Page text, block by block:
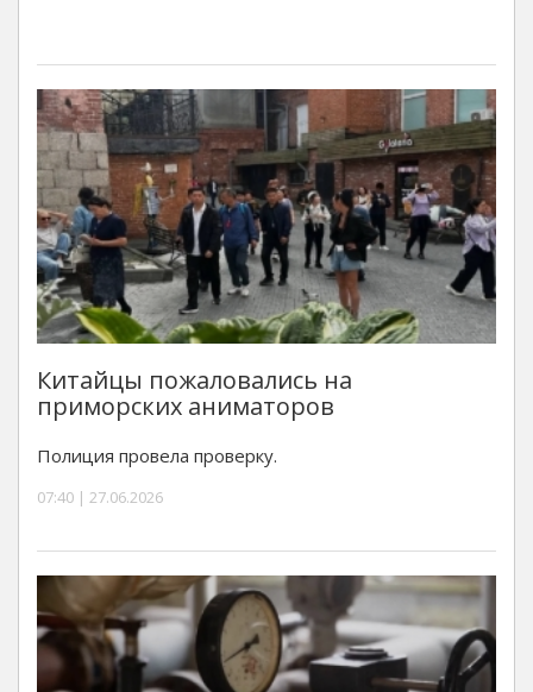
Китайцы пожаловались на
приморских аниматоров
Полиция провела проверку.
07:40 | 27.06.2026